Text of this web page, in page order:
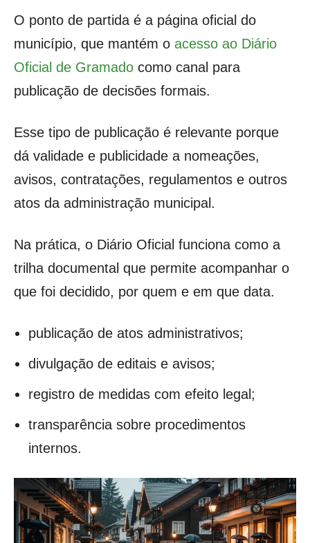
O ponto de partida é a página oficial do
município, que mantém o acesso ao Diário
Oficial de Gramado como canal para
publicação de decisões formais.
Esse tipo de publicação é relevante porque
dá validade e publicidade a nomeações,
avisos, contratações, regulamentos e outros
atos da administração municipal.
Na prática, o Diário Oficial funciona como a
trilha documental que permite acompanhar o
que foi decidido, por quem e em que data.
publicação de atos administrativos;
divulgação de editais e avisos;
registro de medidas com efeito legal;
transparência sobre procedimentos
internos.